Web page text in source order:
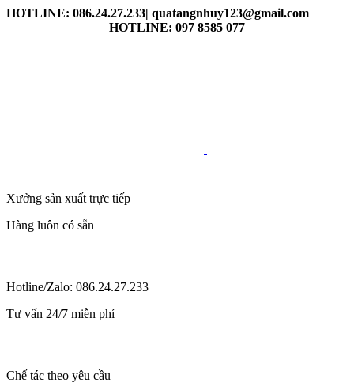
HOTLINE: 086.24.27.233| quatangnhuy123@gmail.com
HOTLINE: 097 8585 077
Xưởng sản xuất trực tiếp
Hàng luôn có sẵn
Hotline/Zalo: 086.24.27.233
Tư vấn 24/7 miễn phí
Chế tác theo yêu cầu